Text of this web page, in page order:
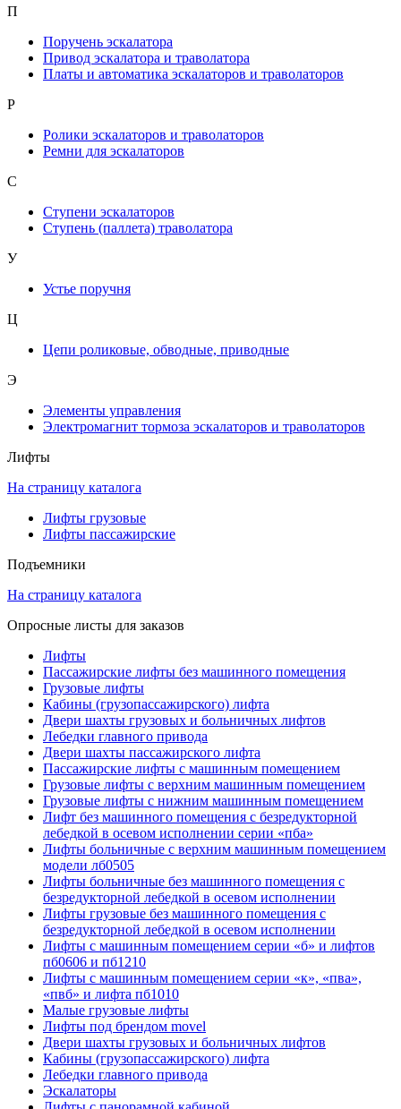
П
Поручень эскалатора
Привод эскалатора и траволатора
Платы и автоматика эскалаторов и траволаторов
Р
Ролики эскалаторов и траволаторов
Ремни для эскалаторов
С
Ступени эскалаторов
Ступень (паллета) траволатора
У
Устье поручня
Ц
Цепи роликовые, обводные, приводные
Э
Элементы управления
Электромагнит тормоза эскалаторов и траволаторов
Лифты
На страницу каталога
Лифты грузовые
Лифты пассажирские
Подъемники
На страницу каталога
Опросные листы для заказов
Лифты
Пассажирские лифты без машинного помещения
Грузовые лифты
Кабины (грузопассажирского) лифта
Двери шахты грузовых и больничных лифтов
Лебедки главного привода
Двери шахты пассажирского лифта
Пассажирские лифты с машинным помещением
Грузовые лифты с верхним машинным помещением
Грузовые лифты с нижним машинным помещением
Лифт без машинного помещения с безредукторной
лебедкой в осевом исполнении серии «пба»
Лифты больничные с верхним машинным помещением
модели лб0505
Лифты больничные без машинного помещения с
безредукторной лебедкой в осевом исполнении
Лифты грузовые без машинного помещения с
безредукторной лебедкой в осевом исполнении
Лифты с машинным помещением серии «б» и лифтов
пб0606 и пб1210
Лифты с машинным помещением серии «к», «пва»,
«пвб» и лифта пб1010
Малые грузовые лифты
Лифты под брендом movel
Двери шахты грузовых и больничных лифтов
Кабины (грузопассажирского) лифта
Лебедки главного привода
Эскалаторы